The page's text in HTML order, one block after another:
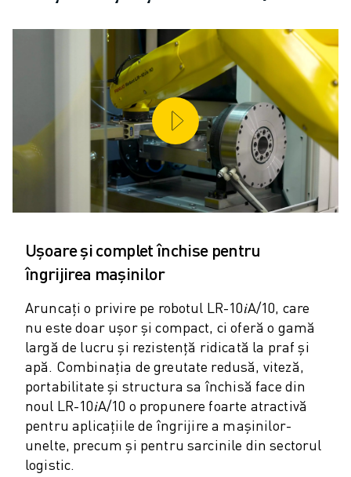
ROBOCUT MAȘINI EDM DE TĂIERE CU FIR
HARDWARE ROBOCUT
SOFTWARE ROBOCUT
ROBOCUT MENTENANȚĂ PREVENTIVĂ
SUSTENABILITATE ROBOCUT
SOLUȚII IIOT
SOLUȚII SMART FACTORY
SOLUȚII SMART FACTORY DE CREȘTEREA EFICIENȚEI PRODUCȚIEI
ÎNREGISTRARE PRODUS » FANUC PORTAL
SOLUȚII
INDUSTRII
TOATE INDUSTRIILE
AERONAUTICĂ
INDUSTRIA AUTO
VEHICULE ELECTRICE
ELECTRONICĂ
ALIMENTE ȘI BĂUTURI
INDUSTRIE MEDICALĂ
MASE PLASTICE
DEPOZITARE, LOGISTICĂ, SERVICII POȘTALE
APLICAȚII
Ușoare și complet închise pentru
îngrijirea mașinilor
Aruncați o privire pe robotul LR-10𝑖A/10, care
nu este doar ușor și compact, ci oferă o gamă
largă de lucru și rezistență ridicată la praf și
apă. Combinația de greutate redusă, viteză,
portabilitate și structura sa închisă face din
noul LR-10𝑖A/10 o propunere foarte atractivă
pentru aplicațiile de îngrijire a mașinilor-
unelte, precum și pentru sarcinile din sectorul
logistic.